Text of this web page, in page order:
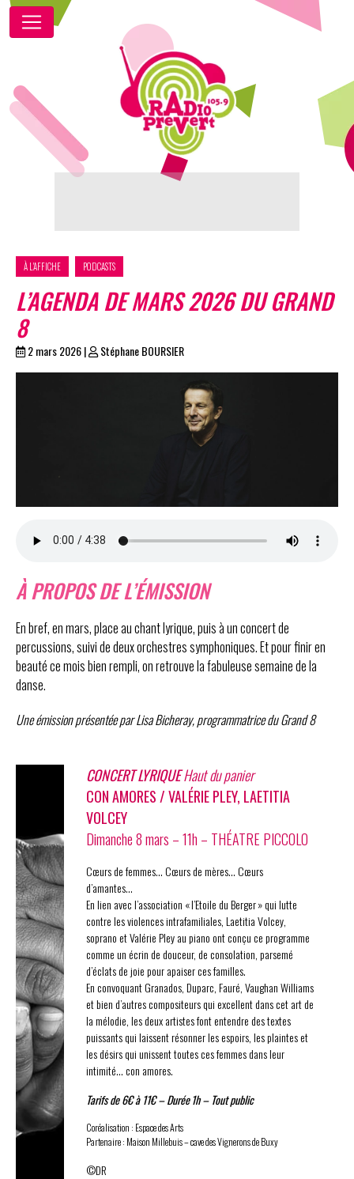
À L'AFFICHE PODCASTS
L’AGENDA DE MARS 2026 DU GRAND
8
2 mars 2026| Stéphane BOURSIER
À PROPOS DE L’ÉMISSION
En bref, en mars, place au chant lyrique, puis à un concert de
percussions, suivi de deux orchestres symphoniques. Et pour finir en
beauté ce mois bien rempli, on retrouve la fabuleuse semaine de la
danse.
Une émission présentée par Lisa Bicheray, programmatrice du Grand 8
CONCERT LYRIQUEHaut du panier
CON AMORES / VALÉRIE PLEY, LAETITIA
VOLCEY
Dimanche 8 mars – 11h – THÉATRE PICCOLO
Cœurs de femmes… Cœurs de mères… Cœurs
d’amantes…
En lien avec l’association « l’Etoile du Berger » qui lutte
contre les violences intrafamiliales, Laetitia Volcey,
soprano et Valérie Pley au piano ont conçu ce programme
comme un écrin de douceur, de consolation, parsemé
d’éclats de joie pour apaiser ces familles.
En convoquant Granados, Duparc, Fauré, Vaughan Williams
et bien d’autres compositeurs qui excellent dans cet art de
la mélodie, les deux artistes font entendre des textes
puissants qui laissent résonner les espoirs, les plaintes et
les désirs qui unissent toutes ces femmes dans leur
intimité… con amores.
Tarifs de 6€ à 11€ – Durée 1h – Tout public
Coréalisation : Espace des Arts
Partenaire : Maison Millebuis – cave des Vignerons de Buxy
©DR